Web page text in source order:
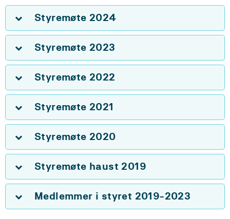
Styremøte 2024
Styremøte 2023
Styremøte 2022
Styremøte 2021
Styremøte 2020
Styremøte haust 2019
Medlemmer i styret 2019-2023